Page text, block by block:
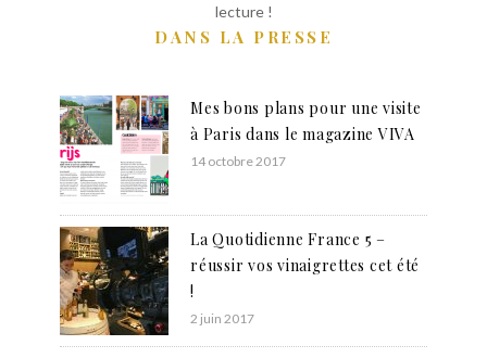
lecture !
DANS LA PRESSE
Mes bons plans pour une visite
à Paris dans le magazine VIVA
14 octobre 2017
La Quotidienne France 5 –
réussir vos vinaigrettes cet été
!
2 juin 2017